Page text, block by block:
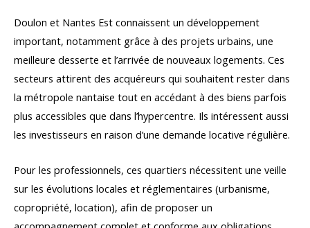
Doulon et Nantes Est connaissent un développement
important, notamment grâce à des projets urbains, une
meilleure desserte et l’arrivée de nouveaux logements. Ces
secteurs attirent des acquéreurs qui souhaitent rester dans
la métropole nantaise tout en accédant à des biens parfois
plus accessibles que dans l’hypercentre. Ils intéressent aussi
les investisseurs en raison d’une demande locative régulière.
Pour les professionnels, ces quartiers nécessitent une veille
sur les évolutions locales et réglementaires (urbanisme,
copropriété, location), afin de proposer un